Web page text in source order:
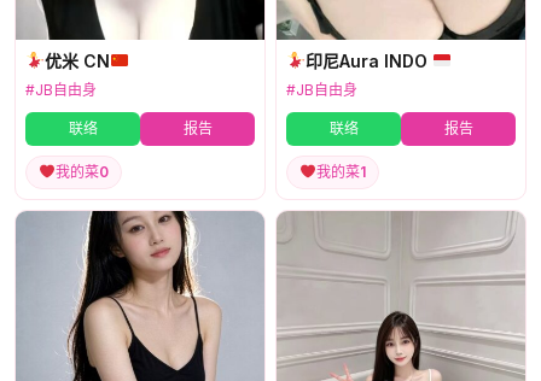
优米 CN
#JB自由身
联络 报告
我的菜0
印尼Aura INDO
#JB自由身
联络 报告
我的菜1